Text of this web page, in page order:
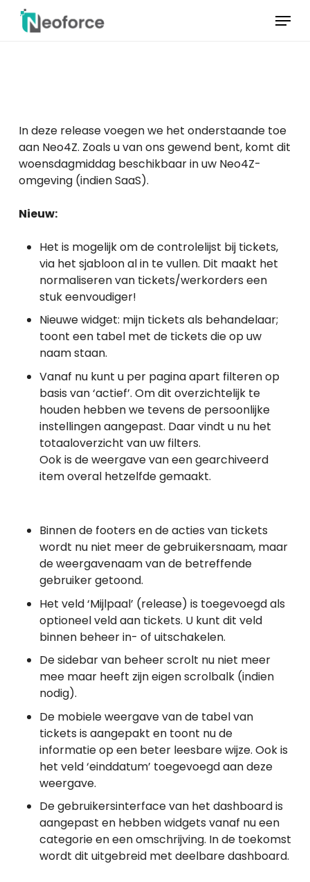
Overslaan
naar
Menu
In deze release voegen we het onderstaande toe
aan Neo4Z. Zoals u van ons gewend bent, komt dit
woensdagmiddag beschikbaar in uw Neo4Z-
omgeving (indien SaaS).
Nieuw:
Het is mogelijk om de controlelijst bij tickets,
via het sjabloon al in te vullen. Dit maakt het
normaliseren van tickets/werkorders een
stuk eenvoudiger!
Nieuwe widget: mijn tickets als behandelaar;
toont een tabel met de tickets die op uw
naam staan.
Vanaf nu kunt u per pagina apart filteren op
basis van ‘actief’. Om dit overzichtelijk te
houden hebben we tevens de persoonlijke
instellingen aangepast. Daar vindt u nu het
totaaloverzicht van uw filters.
Ook is de weergave van een gearchiveerd
item overal hetzelfde gemaakt.
Binnen de footers en de acties van tickets
wordt nu niet meer de gebruikersnaam, maar
de weergavenaam van de betreffende
gebruiker getoond.
Het veld ‘Mijlpaal’ (release) is toegevoegd als
optioneel veld aan tickets. U kunt dit veld
binnen beheer in- of uitschakelen.
De sidebar van beheer scrolt nu niet meer
mee maar heeft zijn eigen scrolbalk (indien
nodig).
De mobiele weergave van de tabel van
tickets is aangepakt en toont nu de
informatie op een beter leesbare wijze. Ook is
het veld ‘einddatum’ toegevoegd aan deze
weergave.
De gebruikersinterface van het dashboard is
aangepast en hebben widgets vanaf nu een
categorie en een omschrijving. In de toekomst
wordt dit uitgebreid met deelbare dashboard.